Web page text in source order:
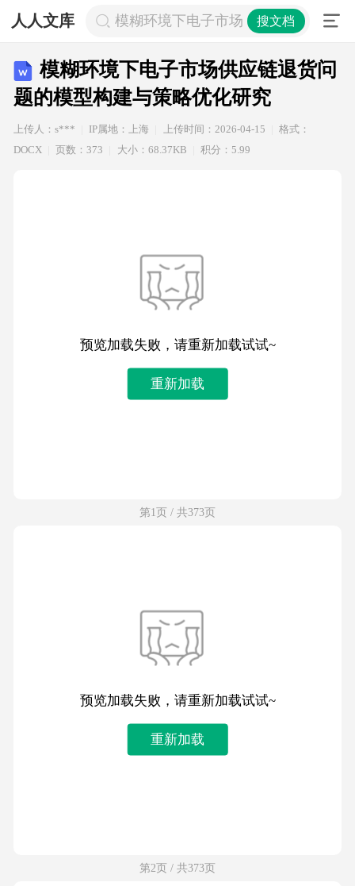
人人文库 模糊环境下电子市场供应链退货问题
搜文档
模糊环境下电子市场供应链退货问
题的模型构建与策略优化研究
上传人：s*** IP属地：上海 上传时间：2026-04-15
格式：
DOCX
页数：373 大小：68.37KB 积分：5.99
预览加载失败，请重新加载试试~
重新加载
第1页 / 共373页
预览加载失败，请重新加载试试~
重新加载
第2页 / 共373页